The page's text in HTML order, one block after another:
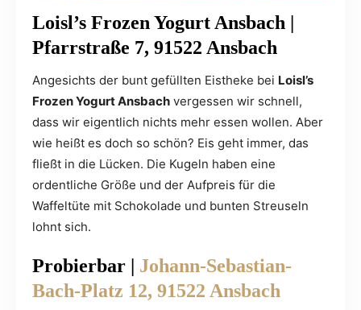
Loisl’s Frozen Yogurt Ansbach |
Pfarrstraße 7, 91522 Ansbach
Angesichts der bunt gefüllten Eistheke bei Loisl’s
Frozen Yogurt Ansbach vergessen wir schnell,
dass wir eigentlich nichts mehr essen wollen. Aber
wie heißt es doch so schön? Eis geht immer, das
fließt in die Lücken. Die Kugeln haben eine
ordentliche Größe und der Aufpreis für die
Waffeltüte mit Schokolade und bunten Streuseln
lohnt sich.
Probierbar | Johann-Sebastian-
Bach-Platz 12, 91522 Ansbach